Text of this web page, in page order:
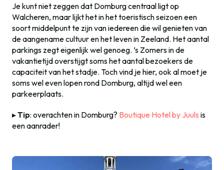
Je kunt niet zeggen dat Domburg centraal ligt op
Walcheren, maar lijkt het in het toeristisch seizoen een
soort middelpunt te zijn van iedereen die wil genieten van
de aangename cultuur en het leven in Zeeland. Het aantal
parkings zegt eigenlijk wel genoeg. ’s Zomers in de
vakantietijd overstijgt soms het aantal bezoekers de
capaciteit van het stadje. Toch vind je hier, ook al moet je
soms wel even lopen rond Domburg, altijd wel een
parkeerplaats.
▸Tip: overachten in Domburg? Boutique Hotel by Juuls is
een aanrader!